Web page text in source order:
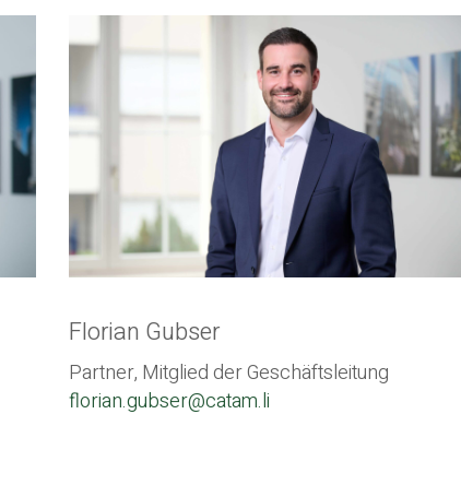
Florian Gubser
Partner, Mitglied der Geschäftsleitung
florian.gubser@catam.li